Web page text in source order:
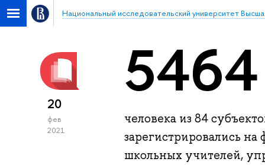
Национальный исследовательский университет
20
фев
2021
5464
человека из 84
зарегистрировались на
школьных учителей,